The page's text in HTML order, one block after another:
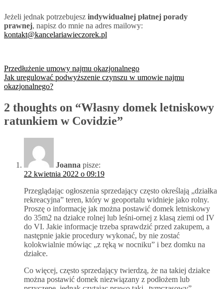
Jeżeli jednak potrzebujesz indywidualnej płatnej porady
prawnej, napisz do mnie na adres mailowy:
kontakt@kancelariawieczorek.pl
Nawigacja
wpisu
Przedłużenie umowy najmu okazjonalnego
Jak uregulować podwyższenie czynszu w umowie najmu
okazjonalnego?
2 thoughts on “Własny domek letniskowy
ratunkiem w Covidzie”
Joanna pisze:
22 kwietnia 2022 o 09:19
Przeglądając ogłoszenia sprzedający często określają „działka
rekreacyjna” teren, który w geoportalu widnieje jako rolny.
Proszę o informację jak można postawić domek letniskowy
do 35m2 na działce rolnej lub leśni-ornej z klasą ziemi od IV
do VI. Jakie informacje trzeba sprawdzić przed zakupem, a
następnie jakie procedury wykonać, by nie zostać
kolokwialnie mówiąc „z ręką w nocniku” i bez domku na
działce.
Co więcej, często sprzedający twierdzą, że na takiej działce
można postawić domek niezwiązany z podłożem lub